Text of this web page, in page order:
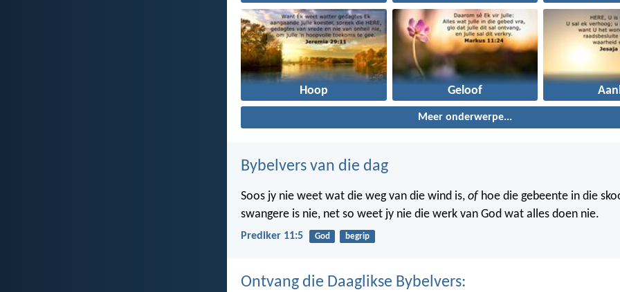
Hoop Geloof
Meer onderwerpe...
Bybelvers van die dag
Soos jy nie weet wat die weg van die wind is, of hoe die gebeente in die
swangere is nie, net so weet jy nie die werk van God wat alles doen nie.
Prediker 11:5 God begrip
Ontvang die Daaglikse Bybelvers: